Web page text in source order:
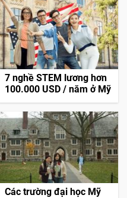
7 nghề STEM lương hơn
100.000 USD / năm ở Mỹ
Các trường đại học Mỹ